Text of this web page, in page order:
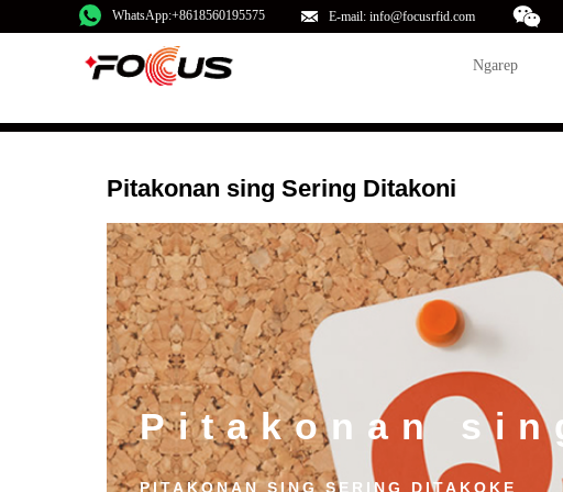
WhatsApp:+8618560195575 E-mail: info@focusrfid.com
Ngarep
Pitakonan sing Sering Ditakoni
Pitakonan
PITAKONAN SING SERING DITAKOKE